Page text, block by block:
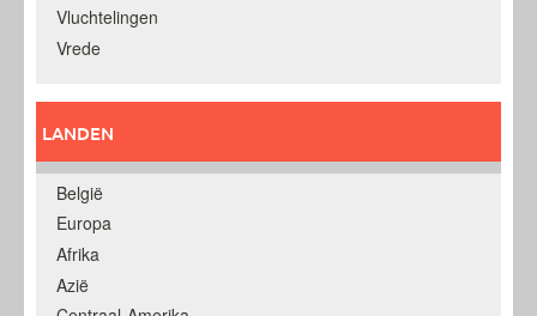
Vluchtelingen
Vrede
LANDEN
België
Europa
Afrika
Azië